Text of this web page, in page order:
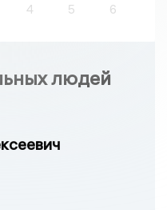
4 5 6
людей